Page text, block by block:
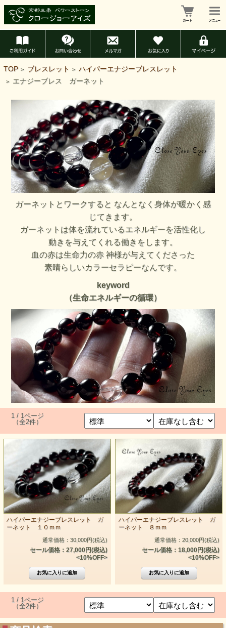
TOP > ブレスレット > ハイパーエナジーブレスレット
> エナジーブレス ガーネット
ガーネットとワークすると なんとなく身体が暖かく感
じてきます。
ガーネットは体を流れているエネルギーを活性化し
動きを与えてくれる働きをします。
血の赤は生命力の赤 神様が与えてくださった
素晴らしいカラーセラピーなんです。
keyword
（生命エネルギーの循環）
1 / 1ページ
（全2件）
ハイパーエナジーブレスレット ガ
ーネット １０ｍｍ
通常価格：30,000円(税込)
セール価格：27,000円(税込)
<10%OFF>
ハイパーエナジーブレスレット ガ
ーネット ８ｍｍ
通常価格：20,000円(税込)
セール価格：18,000円(税込)
<10%OFF>
1 / 1ページ
（全2件）